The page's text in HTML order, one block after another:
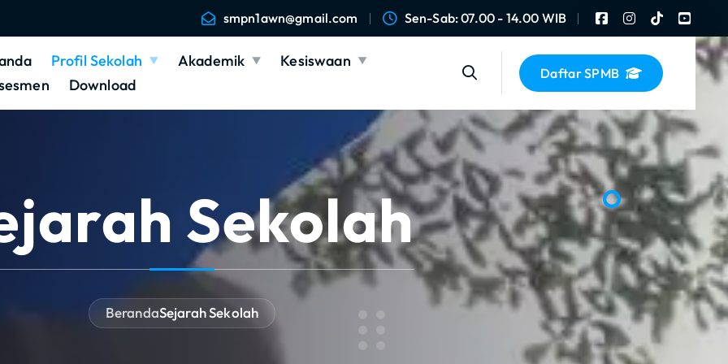
smpn1awn@gmail.com Sen-Sab: 07.00 - 14.00 WIB
Profil Sekolah Akademik
Kesiswaan
Download
Daftar SPMB
Sekolah
BerandaSejarah Sekolah